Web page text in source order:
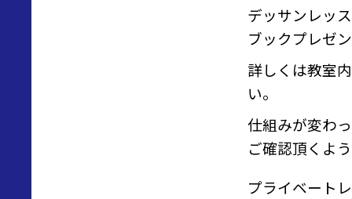
デッサンレッ
ブックプレゼ
詳しくは教室
い。
仕組みが変わ
ご確認頂くよ
プライベート